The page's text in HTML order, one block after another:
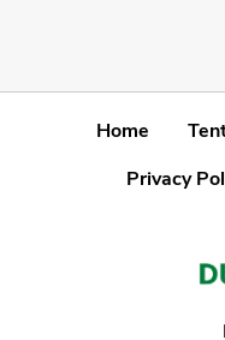
Home
Privacy